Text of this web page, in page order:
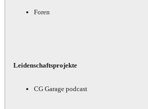
Foren
Leidenschaftsprojekte
CG Garage podcast